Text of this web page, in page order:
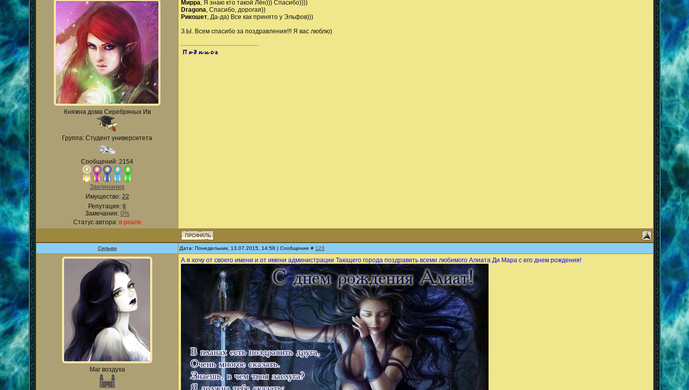
Княжна дома Серебряных Ив
Группа: Студент университета
Сообщений: 2154
Заклинания
Имущество: 22
Репутация: 6
Замечания: 0%
Статус автора: в реале
Мирра, Я знаю кто такой Лён))) Спасибо))))
Dragona, Спасибо, дорогая))
Рикошет, Да-да) Все как принято у Эльфов)))
З.Ы. Всем спасибо за поздравления!!! Я вас люблю)
.
Сильва Дата: Понедельник, 13.07.2015, 14:58 | Сообщение # 123
Маг воздуха
А я хочу от своего имени и от имени администрации Тающего города поздравить всеми любимого Алиата Ди Мара с его днем рождения!